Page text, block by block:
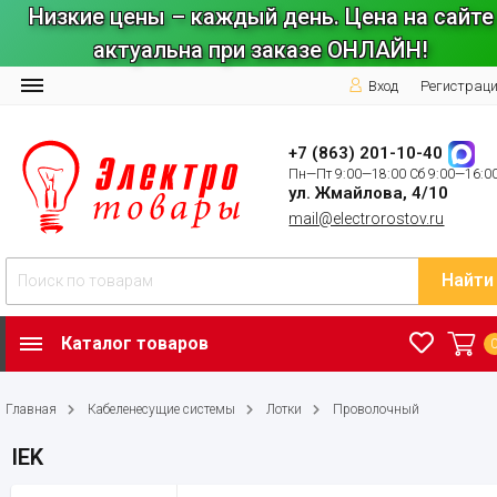
Низкие цены – каждый день. Цена на сайте
актуальна при заказе ОНЛАЙН!
Вход
+7 (863) 201-10-40
Пн—Пт 9:00—18:00 Сб
ул. Жмайлова, 4/10
mail@electrorostov.ru
Найти
Каталог товаров
Главная Кабеленесущие системы Лотки Проволочный
IEK